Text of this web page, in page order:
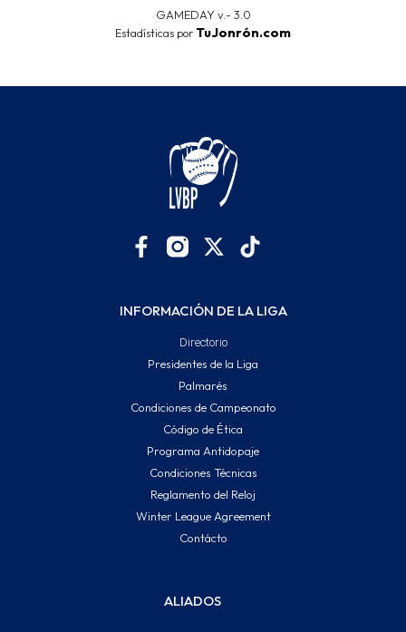
GAMEDAY v.- 3.0
Estadísticas por TuJonrón.com
INFORMACIÓN DE LA LIGA
Directorio
Presidentes de la Liga
Palmarés
Condiciones de Campeonato
Código de Ética
Programa Antidopaje
Condiciones Técnicas
Reglamento del Reloj
Winter League Agreement
Contácto
ALIADOS